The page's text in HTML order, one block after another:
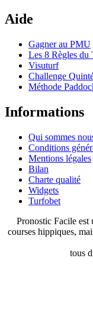
Aide
Gagner au PMU
Les 8 Règles du
Visuturf
Challenge
Méthode
Informations
Qui sommes
Conditions
Mentions légales
Bilan
Charte qualité
Widgets
Turfobet
Pronostic Facile est
courses hippiques,
tous